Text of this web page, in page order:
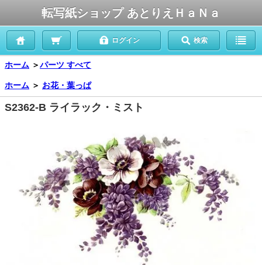
転写紙ショップ あとりえＨａＮａ
ログイン 検索
ホーム ＞パーツ すべて
ホーム ＞ お花・葉っぱ
S2362-B ライラック・ミスト